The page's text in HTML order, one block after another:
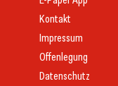
Kontakt
Impressum
Offenlegung
Datenschutz